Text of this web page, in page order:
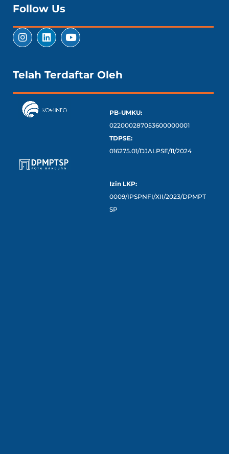
Follow Us
Telah Terdaftar Oleh
PB-UMKU:
022000287053600000001
TDPSE:
016275.01/DJAI.PSE/11/2024
Izin LKP:
0009/IPSPNFI/XII/2023/DPMPT
SP